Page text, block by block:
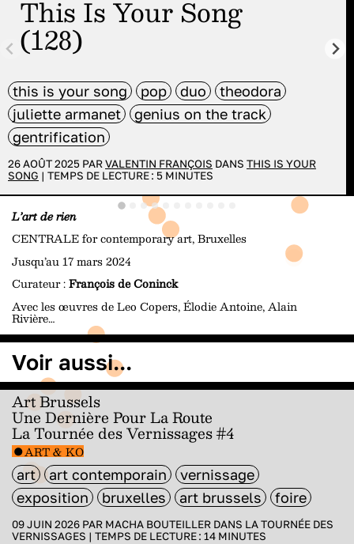
This Is Your Song
(128)
this is your song pop duo
theodora
juliette armanet
genius on the track
gentrification
26 AOÛT 2025 PARVALENTIN FRANÇOIS DANS THIS IS YOUR
SONG | TEMPS DE LECTURE : 5 MINUTES
L’art de rien
CENTRALE for contemporary art, Bruxelles
Jusqu’au 17 mars 2024
Curateur :François de Coninck
Avec les œuvres de Leo Copers, Élodie Antoine, Alain
Rivière…
Voir aussi...
Art Brussels
Une Dernière Pour La Route
La Tournée des Vernissages #4
ART & KO
art art contemporain
vernissage
exposition
bruxelles art brussels foire
09 JUIN 2026 PAR MACHA BOUTEILLER DANS LA TOURNÉE DES
VERNISSAGES | TEMPS DE LECTURE : 14 MINUTES